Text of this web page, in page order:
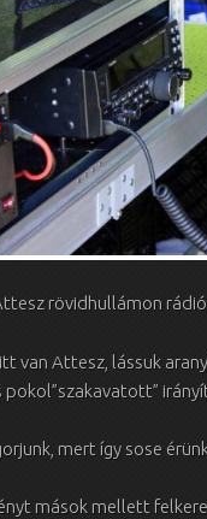
rövidhullámon
itt van Attesz, lássuk
pokol”szakavatott”
mert így sose
mások mellett